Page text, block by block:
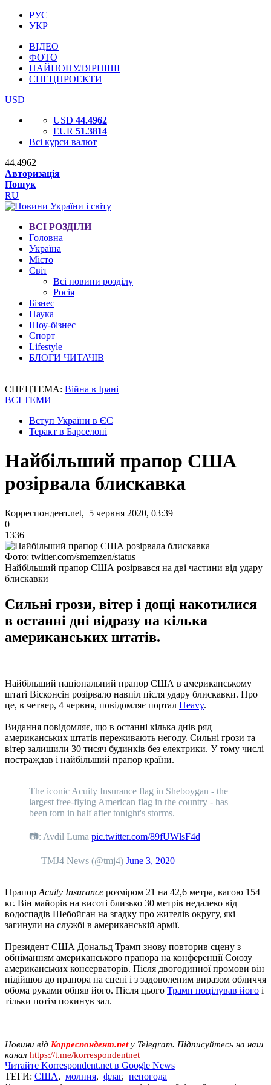
РУС
УКР
ВІДЕО
ФОТО
НАЙПОПУЛЯРНІШІ
СПЕЦПРОЕКТИ
USD
USD 44.4962
EUR 51.3814
Всі курси валют
44.4962
Авторизація
Пошук
RU
ВСІ РОЗДІЛИ
Головна
Україна
Місто
Світ
Всі новини розділу
Росія
Бізнес
Наука
Шоу-бізнес
Спорт
Lifestyle
БЛОГИ ЧИТАЧІВ
СПЕЦТЕМА: Війна в Ірані
ВСІ ТЕМИ
Вступ України в ЄС
Теракт в Барселоні
Найбільший прапор США
розірвала блискавка
Корреспондент.net, 5 червня 2020, 03:39
0
1336
Фото: twitter.com/smemzen/status
Найбільший прапор США розірвався на дві частини від удару
блискавки
Сильні грози, вітер і дощі накотилися
в останні дні відразу на кілька
американських штатів.
Найбільший національний прапор США в американському
штаті Вісконсін розірвало навпіл після удару блискавки. Про
це, в четвер, 4 червня, повідомляє портал Heavy.
Видання повідомляє, що в останні кілька днів ряд
американських штатів переживають негоду. Сильні грози та
вітер залишили 30 тисяч будинків без електрики. У тому числі
постраждав і найбільший прапор країни.
The iconic Acuity Insurance flag in Sheboygan - the
largest free-flying American flag in the country - has
been torn in half after tonight's storms.
📷: Avdil Luma pic.twitter.com/89fUWlsF4d
— TMJ4 News (@tmj4) June 3, 2020
Прапор Acuity Insurance розміром 21 на 42,6 метра, вагою 154
кг. Він майорів на висоті близько 30 метрів недалеко від
водоспадів Шебойган на згадку про жителів округу, які
загинули на службі в американській армії.
Президент США Дональд Трамп знову повторив сцену з
обніманням американського прапора на конференції Союзу
американських консерваторів. Після двогодинної промови він
підійшов до прапора на сцені і з задоволеним виразом обличчя
обома руками обняв його. Після цього Трамп поцілував його і
тільки потім покинув зал.
Новини від Корреспондент.net у Telegram. Підписуйтесь на наш
канал https://t.me/korrespondentnet
Читайте Korrespondent.net в Google News
ТЕГИ: США, молния, флаг, непогода